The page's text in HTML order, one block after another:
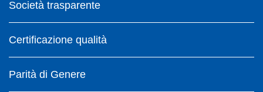
Società trasparente
Certificazione qualità
Parità di Genere